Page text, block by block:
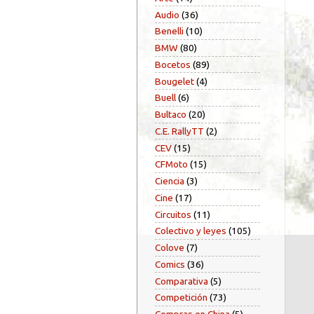
Audio (36)
Benelli (10)
BMW (80)
Bocetos (89)
Bougelet(4)
Buell(6)
Bultaco (20)
C.E. RallyTT (2)
CEV(15)
CFMoto (15)
Ciencia (3)
Cine (17)
Circuitos (11)
Colectivo y leyes (105)
Colove (7)
Comics (36)
Comparativa (5)
Competición (73)